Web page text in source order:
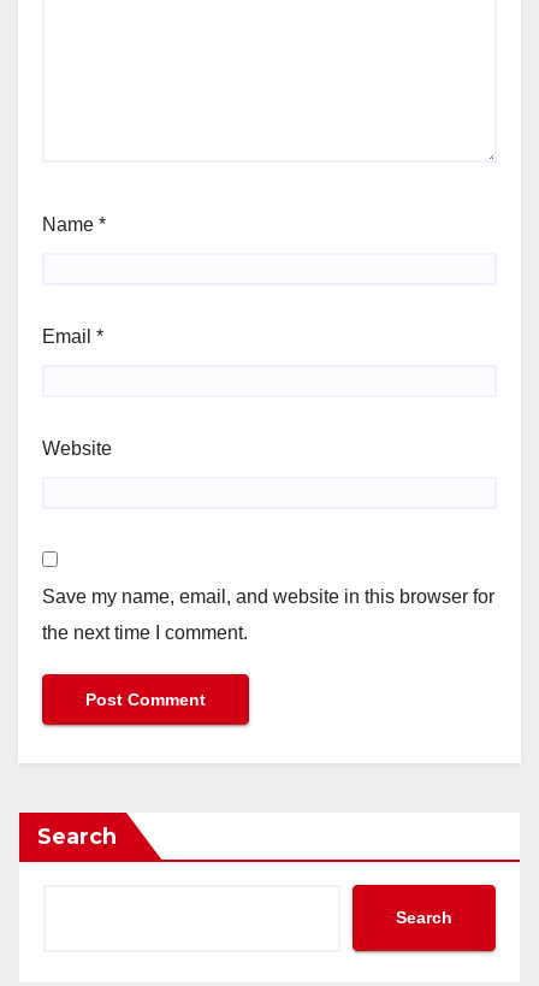
Name *
Email *
Website
Save my name, email, and website in this browser for
the next time I comment.
Search
Search